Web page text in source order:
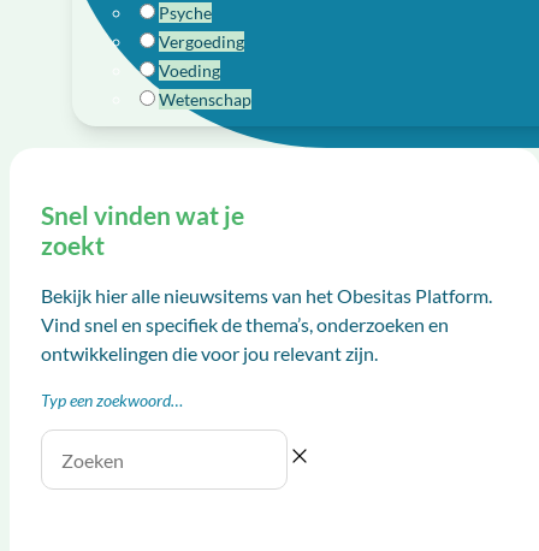
Psyche
Vergoeding
Voeding
Wetenschap
Snel vinden wat je
zoekt
Bekijk hier alle nieuwsitems van het Obesitas Platform.
Vind snel en specifiek de thema’s, onderzoeken en
ontwikkelingen die voor jou relevant zijn.
Typ een zoekwoord…